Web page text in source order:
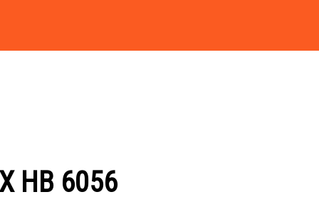
HB 6056